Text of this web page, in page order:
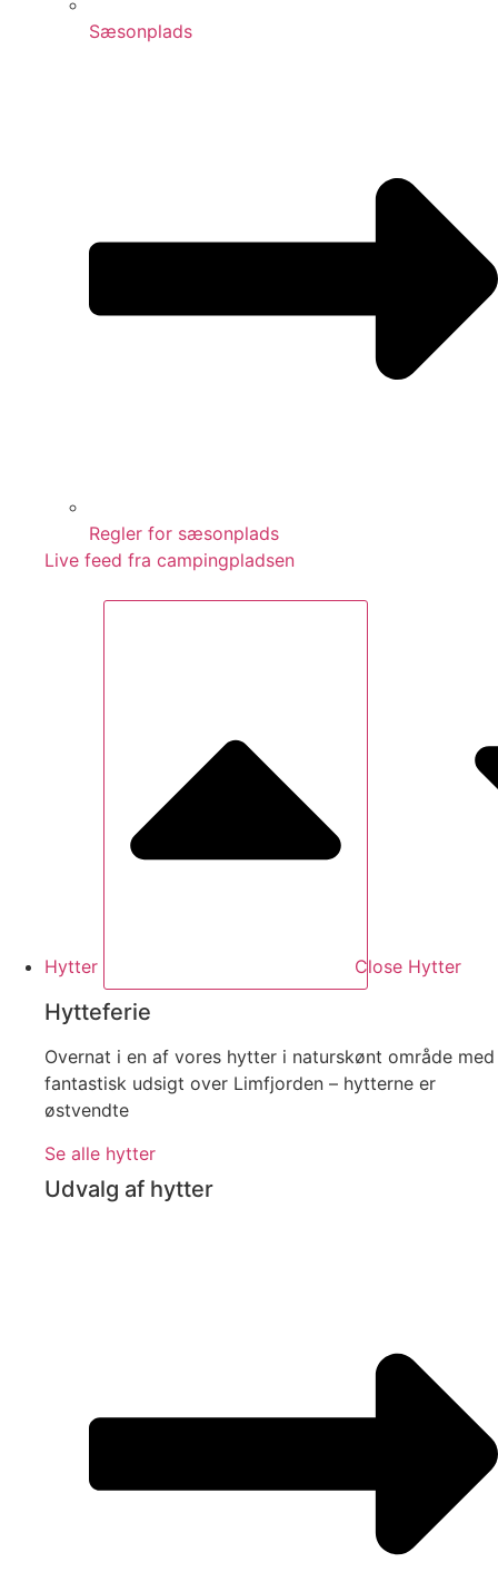
Sæsonplads
Regler for sæsonplads
Live feed fra campingpladsen
Hytter Close Hytter
Hytteferie
Overnat i en af vores hytter i naturskønt område med
fantastisk udsigt over Limfjorden – hytterne er
østvendte
Se alle hytter
Udvalg af hytter